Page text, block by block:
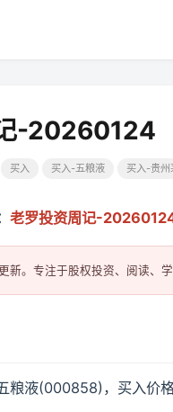
-20260124
买入 买入-五粮液 买入-贵州
老罗投资周记-
粮液(000858)，买入价